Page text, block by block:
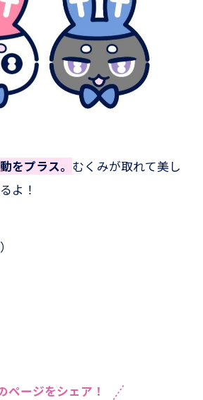
をプラス。 むくみが取れて美し
よ！
ページをシェア！